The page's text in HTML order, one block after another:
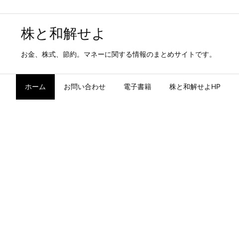
株と和解せよ
お金、株式、節約。マネーに関する情報のまとめサイトです。
ホーム お問い合わせ 電子書籍 株と和解せよHP